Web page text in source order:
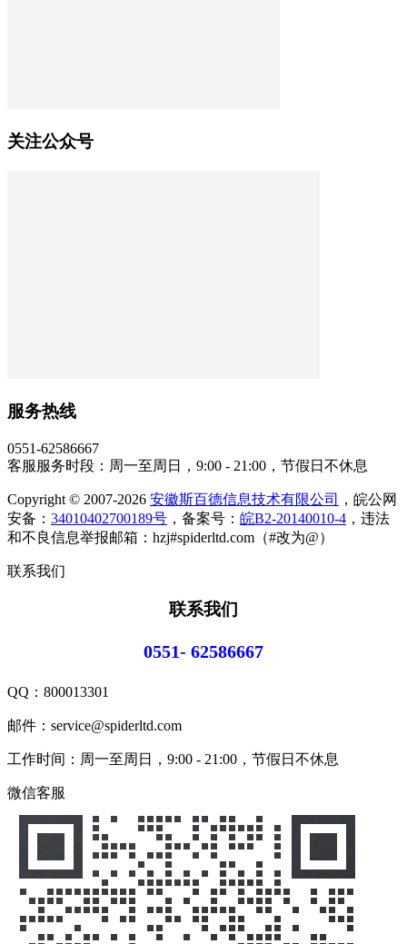
关注公众号
服务热线
0551-62586667
客服服务时段：周一至周日，9:00 - 21:00，节假日不休息
Copyright © 2007-2026 安徽斯百德信息技术有限公司
，皖公网
安备： 34010402700189号 ，备案号： 皖B2-20140010-4 ，违法
和不良信息举报邮箱：hzj#spiderltd.com（#改为@）
联系我们
联系我们
0551- 62586667
QQ： 800013301
邮件：service@spiderltd.com
工作时间：周一至周日，9:00 - 21:00，节假日不休息
微信客服